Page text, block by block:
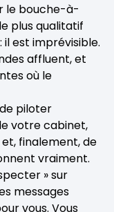
le bouche-à-
plus qualitatif
il est imprévisible.
affluent, et
où le
piloter
votre cabinet,
finalement, de
vraiment.
» sur
messages
vous. Vous